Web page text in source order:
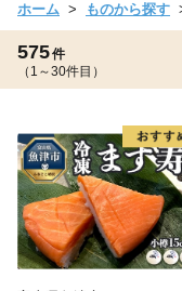
ホーム ものから探す
575件
（1～30件目）